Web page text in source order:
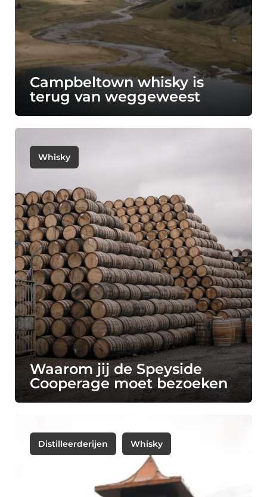
Campbeltown whisky is
terug van weggeweest
Whisky
Waarom jij de Speyside
Cooperage moet bezoeken
Distilleerderijen Whisky